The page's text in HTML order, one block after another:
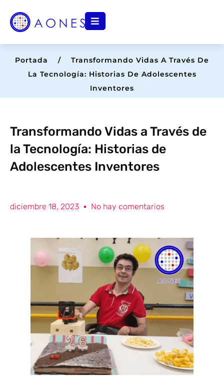
contenido
Portada / Transformando Vidas A Través De
La Tecnología: Historias De Adolescentes
Inventores
Transformando Vidas a Través de
la Tecnología: Historias de
Adolescentes Inventores
diciembre 18, 2023 No hay comentarios